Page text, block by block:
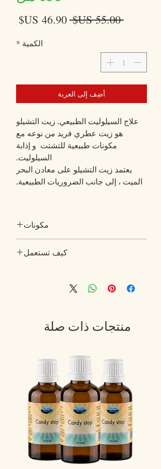
‏55.00 US$
سعر
الكمية *
أضِف إلى العربة
علاج السيلوليت الطبيعي. زيت التشيلو
هو زيت عطري فريد من نوعه مع
مكونات طبيعية للتشتت و إذابة
السيلوليت.
يعتمد زيت التشيلو على معادن البحر
الميت ، إلى جانب الضروريات الطبيعية.
مكونات
معادن البحر الميت والأساسيات الطبيعية
كيف تستعمل
يفضل بعد الاستحمام.
منتجات ذات صلة